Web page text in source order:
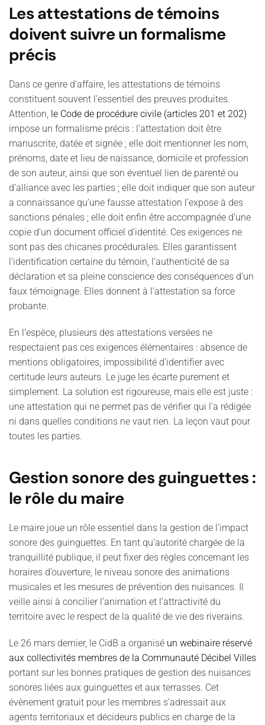
Les attestations de témoins
doivent suivre un formalisme
précis
Dans ce genre d'affaire, les attestations de témoins
constituent souvent l’essentiel des preuves produites.
Attention, le Code de procédure civile (articles 201 et 202)
impose un formalisme précis : l’attestation doit être
manuscrite, datée et signée ; elle doit mentionner les nom,
prénoms, date et lieu de naissance, domicile et profession
de son auteur, ainsi que son éventuel lien de parenté ou
d’alliance avec les parties ; elle doit indiquer que son auteur
a connaissance qu’une fausse attestation l’expose à des
sanctions pénales ; elle doit enfin être accompagnée d’une
copie d’un document officiel d’identité. Ces exigences ne
sont pas des chicanes procédurales. Elles garantissent
l’identification certaine du témoin, l’authenticité de sa
déclaration et sa pleine conscience des conséquences d’un
faux témoignage. Elles donnent à l’attestation sa force
probante.
En l’espèce, plusieurs des attestations versées ne
respectaient pas ces exigences élémentaires : absence de
mentions obligatoires, impossibilité d’identifier avec
certitude leurs auteurs. Le juge les écarte purement et
simplement. La solution est rigoureuse, mais elle est juste :
une attestation qui ne permet pas de vérifier qui l’a rédigée
ni dans quelles conditions ne vaut rien. La leçon vaut pour
toutes les parties.
Gestion sonore des guinguettes :
le rôle du maire
Le maire joue un rôle essentiel dans la gestion de l’impact
sonore des guinguettes. En tant qu’autorité chargée de la
tranquillité publique, il peut fixer des règles concernant les
horaires d’ouverture, le niveau sonore des animations
musicales et les mesures de prévention des nuisances. Il
veille ainsi à concilier l’animation et l’attractivité du
territoire avec le respect de la qualité de vie des riverains.
Le 26 mars dernier, le CidB a organisé un webinaire réservé
aux collectivités membres de la Communauté Décibel Villes
portant sur les bonnes pratiques de gestion des nuisances
sonores liées aux guinguettes et aux terrasses. Cet
évènement gratuit pour les membres s’adressait aux
agents territoriaux et décideurs publics en charge de la